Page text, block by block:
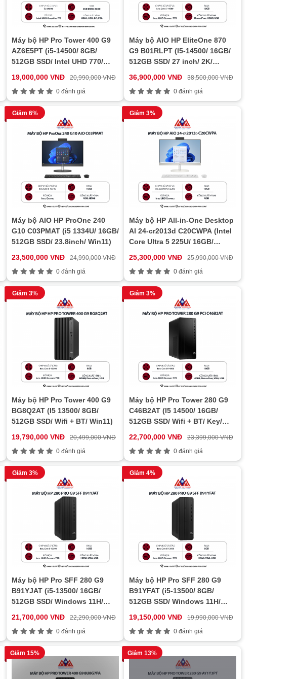
Máy bộ HP Pro Tower 400 G9
AZ6E5PT (i5-14500/ 8GB/
512GB SSD/ Intel UHD 770/
19,000,000 VNĐ
20,990,000 VNĐ
0 đánh giá
Máy bộ AIO HP EliteOne 870
G9 B01RLPT (I5-14500/ 16GB/
512GB SSD/ 27 inch/ 2K/
Bạc/ 3Y)
36,900,000 VNĐ
38,500,000 VNĐ
0 đánh giá
Giảm 6%
Máy bộ AIO HP ProOne 240
G10 C03PMAT (i5 1334U/ 16GB/
512GB SSD/ 23.8inch/ Win11)
23,500,000 VNĐ
24,990,000 VNĐ
0 đánh giá
Giảm 3%
Máy bộ HP All-in-One Desktop
AI 24-cr2013d C20CWPA (Intel
Core Ultra 5 225U/ 16GB/
FHD IPS/ Win 11/ Trắng)
25,300,000 VNĐ
25,990,000 VNĐ
0 đánh giá
Giảm 3%
Máy bộ HP Pro Tower 400 G9
BG8Q2AT (I5 13500/ 8GB/
512GB SSD/ Wifi + BT/ Win11)
19,790,000 VNĐ
20,499,000 VNĐ
0 đánh giá
Giảm 3%
Máy bộ HP Pro Tower 280 G9
C46B2AT (I5 14500/ 16GB/
512GB SSD/ Wifi + BT/ Key/
22,700,000 VNĐ
23,399,000 VNĐ
0 đánh giá
Giảm 3%
Máy bộ HP Pro SFF 280 G9
B91YJAT (i5-13500/ 16GB/
512GB SSD/ Windows 11H/
21,700,000 VNĐ
22,290,000 VNĐ
0 đánh giá
Giảm 4%
Máy bộ HP Pro SFF 280 G9
B91YFAT (i5-13500/ 8GB/
512GB SSD/ Windows 11H/
19,150,000 VNĐ
19,990,000 VNĐ
0 đánh giá
Giảm 15% Giảm 13%